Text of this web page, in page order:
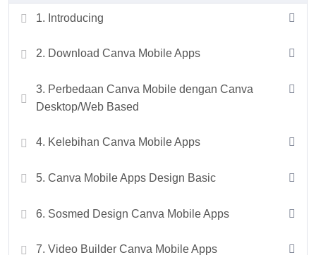
1. Introducing
2. Download Canva Mobile Apps
3. Perbedaan Canva Mobile dengan Canva
Desktop/Web Based
4. Kelebihan Canva Mobile Apps
5. Canva Mobile Apps Design Basic
6. Sosmed Design Canva Mobile Apps
7. Video Builder Canva Mobile Apps